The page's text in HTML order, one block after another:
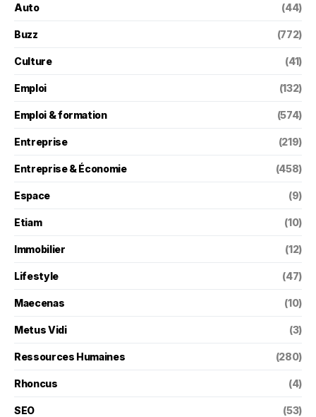
Auto (44)
Buzz (772)
Culture (41)
Emploi (132)
Emploi & formation (574)
Entreprise (219)
Entreprise & Économie (458)
Espace (9)
Etiam (10)
Immobilier (12)
Lifestyle (47)
Maecenas (10)
Metus Vidi (3)
Ressources Humaines (280)
Rhoncus (4)
SEO (53)